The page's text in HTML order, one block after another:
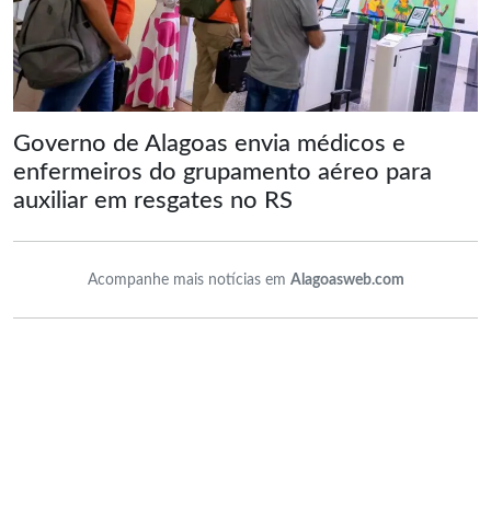
Governo de Alagoas envia médicos e
enfermeiros do grupamento aéreo para
auxiliar em resgates no RS
Acompanhe mais notícias em Alagoasweb.com